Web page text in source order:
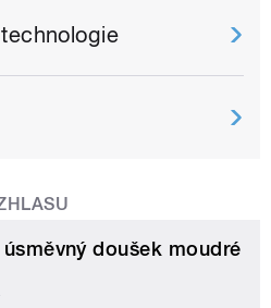
doušek moudré